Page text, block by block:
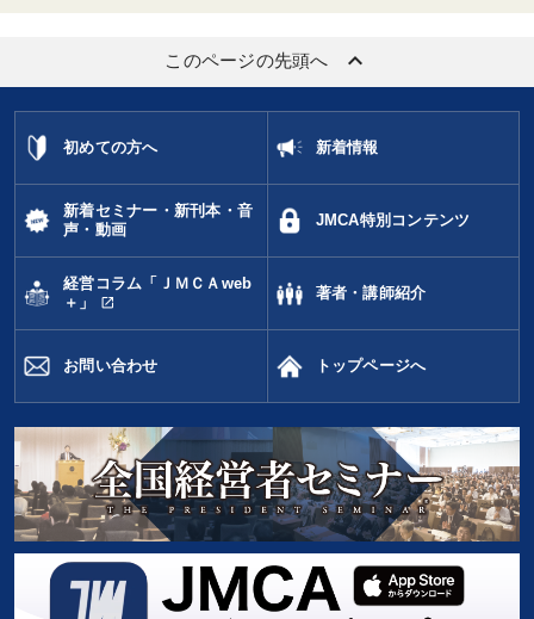
このページの先頭へ keyboard_arrow_up
初めての方へ 新着情報
新着セミナー・新刊本・音
声・動画
JMCA特別コンテンツ
経営コラム「ＪＭＣＡweb
＋」
open_in_new
著者・講師紹介
お問い合わせ トップページへ
第21期「幹部塾」
549,000円〜
keyboard_arrow_down セミナー選択